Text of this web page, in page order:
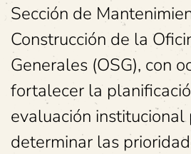
Sección de
Construcción de la
Generales (OSG), con
fortalecer la
evaluación institucional
determinar las